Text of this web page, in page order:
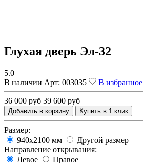
Глухая дверь Эл-32
5.0
В наличии Арт: 003035 В избранное
36 000 руб 39 600 руб
Добавить в корзину Купить в 1 клик
Размер:
940х2100 мм
Другой размер
Направление открывания:
Левое
Правое